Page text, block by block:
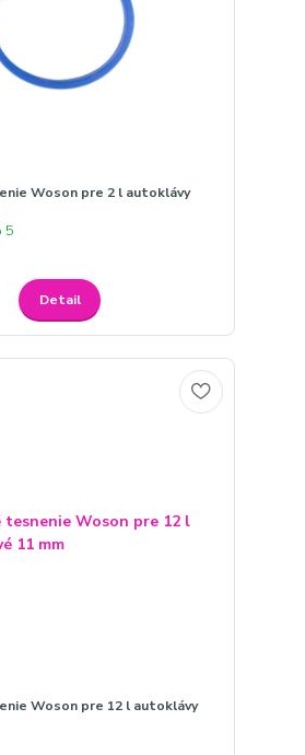
Woson pre 2 l autoklávy
5
Detail
Woson pre 12 l autoklávy